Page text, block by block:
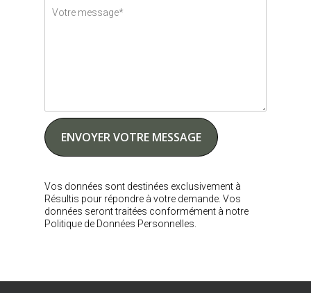
Vos données sont destinées exclusivement à
Résultis pour répondre à votre demande. Vos
données seront traitées conformément à notre
Politique de Données Personnelles.